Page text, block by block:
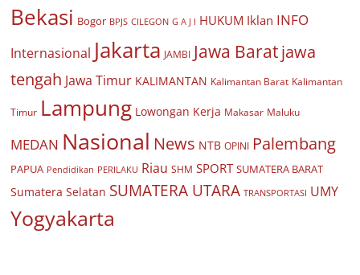
Bekasi Bogor BPJS CILEGON G A J I HUKUM Iklan INFO
Internasional Jakarta JAMBI Jawa Baratjawa
tengah Jawa Timur KALIMANTAN Kalimantan Barat Kalimantan
Timur Lampung Lowongan Kerja Makasar Maluku
MEDAN Nasional News NTB OPINI Palembang
PAPUA Pendidikan PERILAKU Riau SHM SPORT SUMATERA BARAT
Sumatera Selatan SUMATERA UTARA TRANSPORTASI UMY
Yogyakarta